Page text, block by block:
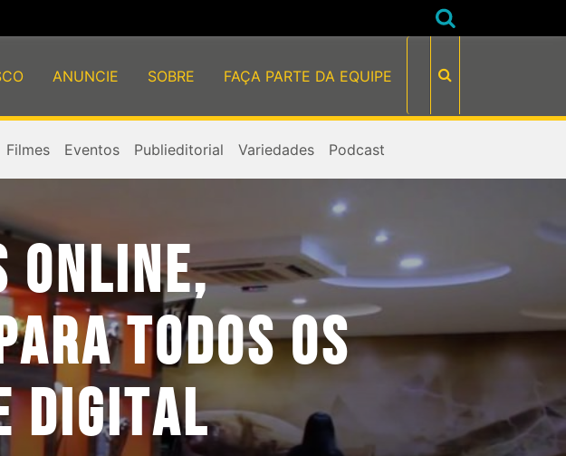
ANUNCIE SOBRE FAÇA PARTE DA EQUIPE
Filmes Eventos Publieditorial Variedades Podcast
ONLINE,
TODOS OS
DIGITAL